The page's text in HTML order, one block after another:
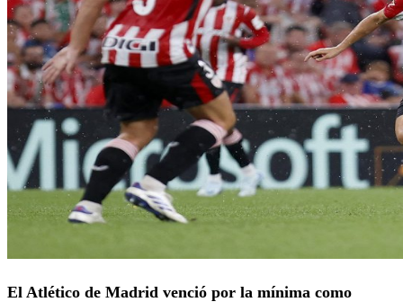
El Atlético de Madrid venció por la mínima como